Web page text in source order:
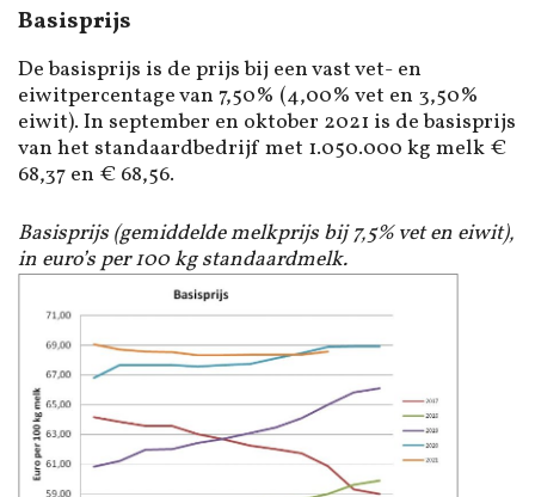
Basisprijs
De basisprijs is de prijs bij een vast vet- en
eiwitpercentage van 7,50% (4,00% vet en 3,50%
eiwit). In september en oktober 2021 is de basisprijs
van het standaardbedrijf met 1.050.000 kg melk €
68,37 en € 68,56.
Basisprijs (gemiddelde melkprijs bij 7,5% vet en eiwit),
in euro’s per 100 kg standaardmelk.